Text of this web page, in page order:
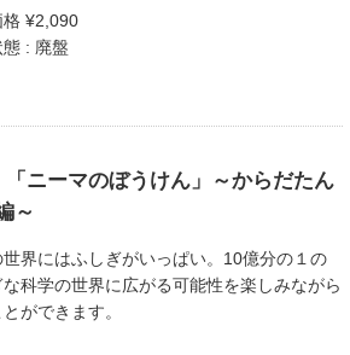
格 ¥2,090
: 廃盤
ニーマのぼうけん」～からだたん
～
界にはふしぎがいっぱい。10億分の１の
科学の世界に広がる可能性を楽しみながら
ができます。